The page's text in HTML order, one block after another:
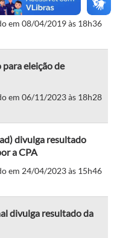
em 08/04/2019 às 18h36
eleição de
em 06/11/2023 às 18h28
divulga resultado
a CPA
em 24/04/2023 às 15h46
divulga resultado da